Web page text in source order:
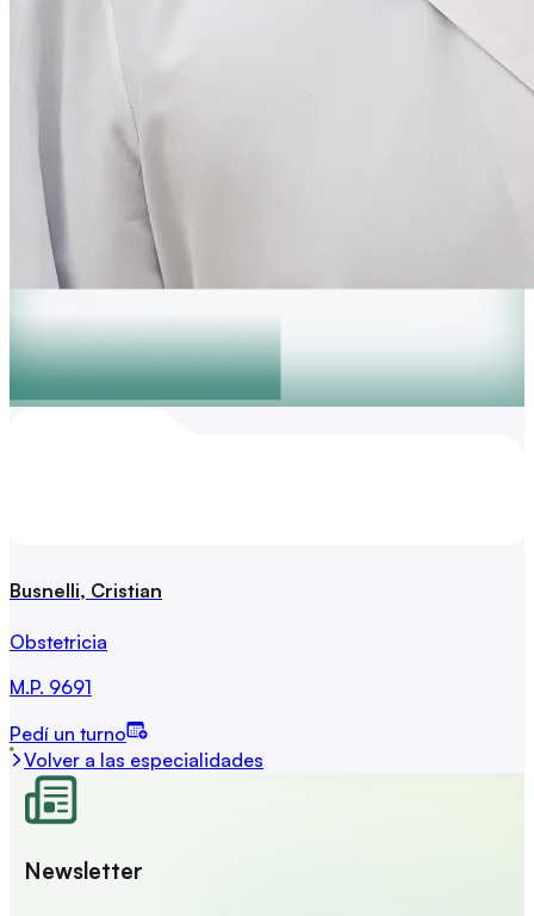
Busnelli, Cristian
Obstetricia
M.P. 9691
Pedí un turno
Volver a las especialidades
Newsletter